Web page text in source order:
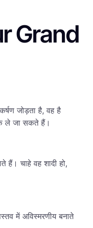
Grand
जोड़ता है, वह है
ले जा सकते हैं।
हैं। चाहे वह शादी हो,
में अविस्मरणीय बनाते